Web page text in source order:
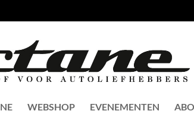
WEBSHOP EVENEMENTEN